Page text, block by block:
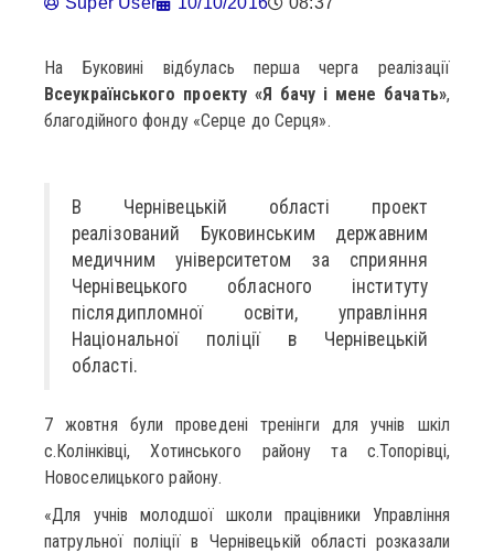
На Буковині відбулась перша черга реалізації
Всеукраїнського проекту «Я бачу і мене бачать»,
благодійного фонду «Серце до Серця».
В Чернівецькій області проект
реалізований Буковинським державним
медичним університетом за сприяння
Чернівецького обласного інституту
післядипломної освіти, управління
Національної поліції в Чернівецькій
області.
7 жовтня були проведені тренінги для учнів шкіл
с.Колінківці, Хотинського району та с.Топорівці,
Новоселицького району.
«Для учнів молодшої школи працівники Управління
патрульної поліції в Чернівецькій області розказали